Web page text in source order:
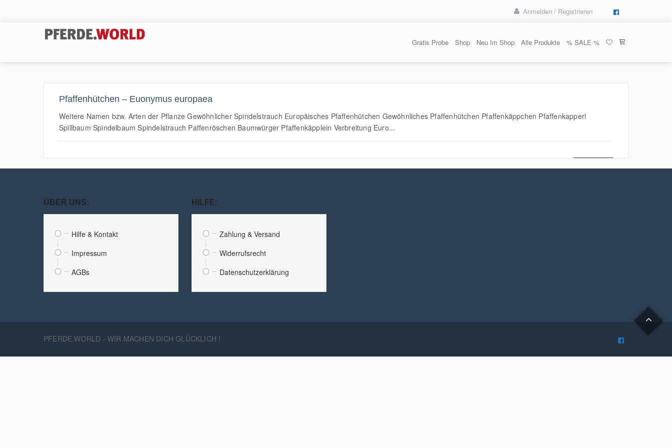
Anmelden / Registrieren
Gratis Probe Shop Neu Im Shop Alle Produkte % SALE %
Pfaffenhütchen – Euonymus europaea
Weitere Namen bzw. Arten der Pflanze Gewöhnlicher Spindelstrauch Europäisches Pfaffenhütchen Gewöhnliches Pfaffenhütchen Pfaffenkäppchen Pfaffenkapperl
Spillbaum Spindelbaum Spindelstrauch Paffenröschen Baumwürger Pfaffenkäpplein Verbreitung Euro...
ÜBER UNS:
Hilfe & Kontakt
Impressum
AGBs
HILFE:
Zahlung & Versand
Widerrufsrecht
Datenschutzerklärung
PFERDE.WORLD - WIR MACHEN DICH GLÜCKLICH !